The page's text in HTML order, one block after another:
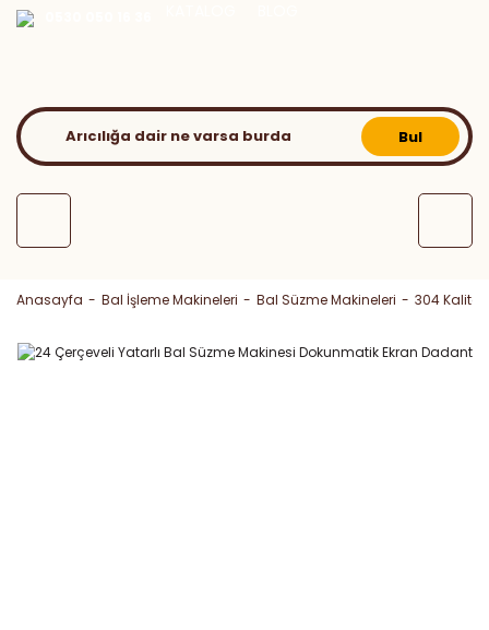
Bul
Anasayfa Bal İşleme Makineleri Bal Süzme Makineleri 304 Kalite